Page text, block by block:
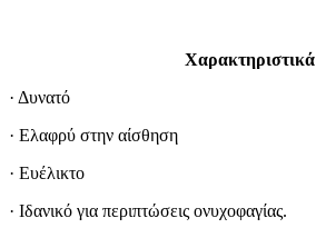
Χαρακτηριστικά
· Δυνατό
· Ελαφρύ στην αίσθηση
· Ευέλικτο
· Ιδανικό για περιπτώσεις ονυχοφαγίας.